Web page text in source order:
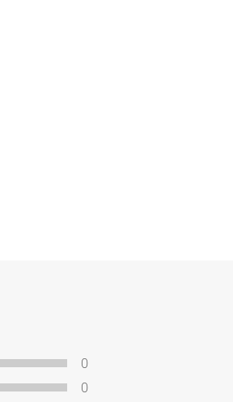
0
0